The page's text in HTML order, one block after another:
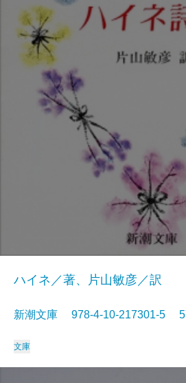
ハイネ／著、片山敏彦／訳
新潮文庫 978-4-10-217301-5
文庫